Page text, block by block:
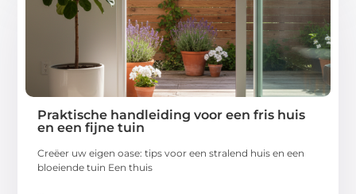
Praktische handleiding voor een fris huis
en een fijne tuin
Creëer uw eigen oase: tips voor een stralend huis en een
bloeiende tuin Een thuis